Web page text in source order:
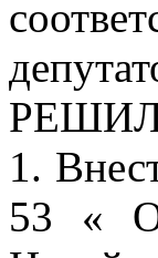
1.
53 « О